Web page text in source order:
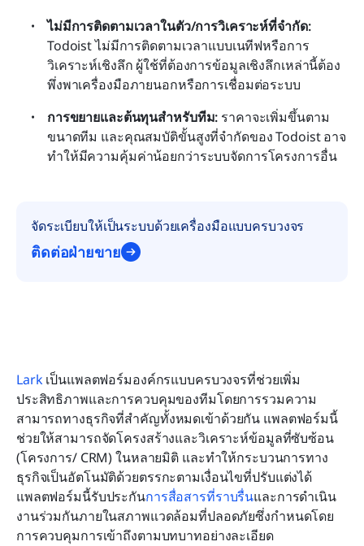
ไม่มีการติดตามเวลาในตัว/การวิเคราะห์ที่จำกัด:
Todoist ไม่มีการติดตามเวลาแบบเนทีฟหรือการ
วิเคราะห์เชิงลึก ผู้ใช้ที่ต้องการข้อมูลเชิงลึกเหล่านี้ต้อง
พึ่งพาเครื่องมือภายนอกหรือการเชื่อมต่อระบบ
การขยายและต้นทุนสำหรับทีม: ราคาจะเพิ่มขึ้นตาม
ขนาดทีม และคุณสมบัติขั้นสูงที่จำกัดของ Todoist อาจ
ทำให้มีความคุ้มค่าน้อยกว่าระบบจัดการโครงการอื่น
จัดระเบียบให้เป็นระบบด้วยเครื่องมือแบบครบวงจร
ติดต่อฝ่ายขาย
Lark เป็นแพลตฟอร์มองค์กรแบบครบวงจรที่ช่วยเพิ่ม
ประสิทธิภาพและการควบคุมของทีมโดยการรวมความ
สามารถทางธุรกิจที่สำคัญทั้งหมดเข้าด้วยกัน แพลตฟอร์มนี้
ช่วยให้สามารถจัดโครงสร้างและวิเคราะห์ข้อมูลที่ซับซ้อน
(โครงการ/ CRM) ในหลายมิติ และทำให้กระบวนการทาง
ธุรกิจเป็นอัตโนมัติด้วยตรรกะตามเงื่อนไขที่ปรับแต่งได้
แพลตฟอร์มนี้รับประกันการสื่อสารที่ราบรื่นและการดำเนิน
งานร่วมกันภายในสภาพแวดล้อมที่ปลอดภัยซึ่งกำหนดโดย
การควบคุมการเข้าถึงตามบทบาทอย่างละเอียด